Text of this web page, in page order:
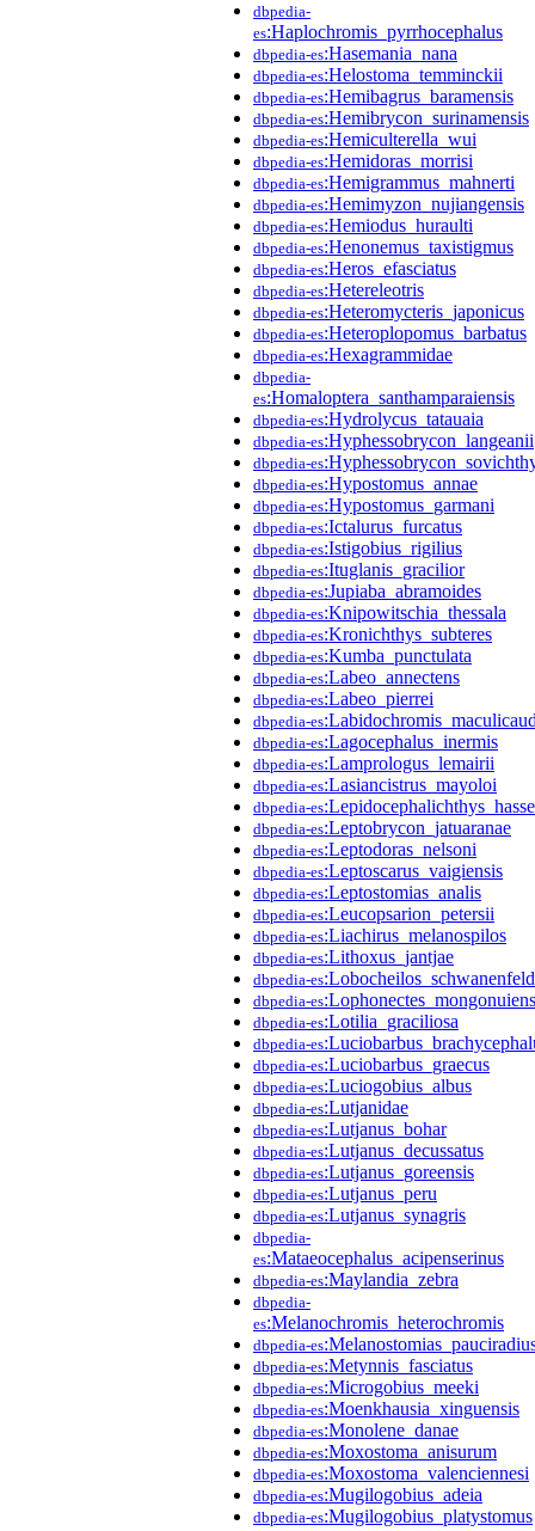
dbpedia-
es:Haplochromis_pyrrhocephalus
dbpedia-es:Hasemania_nana
dbpedia-es:Helostoma_temminckii
dbpedia-es:Hemibagrus_baramensis
dbpedia-es:Hemibrycon_surinamensis
dbpedia-es:Hemiculterella_wui
dbpedia-es:Hemidoras_morrisi
dbpedia-es:Hemigrammus_mahnerti
dbpedia-es:Hemimyzon_nujiangensis
dbpedia-es:Hemiodus_huraulti
dbpedia-es:Henonemus_taxistigmus
dbpedia-es:Heros_efasciatus
dbpedia-es:Hetereleotris
dbpedia-es:Heteromycteris_japonicus
dbpedia-es:Heteroplopomus_barbatus
dbpedia-es:Hexagrammidae
dbpedia-
es:Homaloptera_santhamparaiensis
dbpedia-es:Hydrolycus_tatauaia
dbpedia-es:Hyphessobrycon_langeanii
dbpedia-es
dbpedia-es:Hypostomus_annae
dbpedia-es:Hypostomus_garmani
dbpedia-es:Ictalurus_furcatus
dbpedia-es:Istigobius_rigilius
dbpedia-es:Ituglanis_gracilior
dbpedia-es:Jupiaba_abramoides
dbpedia-es:Knipowitschia_thessala
dbpedia-es:Kronichthys_subteres
dbpedia-es:Kumba_punctulata
dbpedia-es:Labeo_annectens
dbpedia-es:Labeo_pierrei
dbpedia-es
dbpedia-es:Lagocephalus_inermis
dbpedia-es:Lamprologus_lemairii
dbpedia-es:Lasiancistrus_mayoloi
dbpedia-es
dbpedia-es:Leptobrycon_jatuaranae
dbpedia-es:Leptodoras_nelsoni
dbpedia-es:Leptoscarus_vaigiensis
dbpedia-es:Leptostomias_analis
dbpedia-es:Leucopsarion_petersii
dbpedia-es:Liachirus_melanospilos
dbpedia-es:Lithoxus_jantjae
dbpedia-es
dbpedia-es
dbpedia-es:Lotilia_graciliosa
dbpedia-es
dbpedia-es:Luciobarbus_graecus
dbpedia-es:Luciogobius_albus
dbpedia-es:Lutjanidae
dbpedia-es:Lutjanus_bohar
dbpedia-es:Lutjanus_decussatus
dbpedia-es:Lutjanus_goreensis
dbpedia-es:Lutjanus_peru
dbpedia-es:Lutjanus_synagris
dbpedia-
es:Mataeocephalus_acipenserinus
dbpedia-es:Maylandia_zebra
dbpedia-
es:Melanochromis_heterochromis
dbpedia-es
dbpedia-es:Metynnis_fasciatus
dbpedia-es:Microgobius_meeki
dbpedia-es:Moenkhausia_xinguensis
dbpedia-es:Monolene_danae
dbpedia-es:Moxostoma_anisurum
dbpedia-es:Moxostoma_valenciennesi
dbpedia-es:Mugilogobius_adeia
dbpedia-es:Mugilogobius_platystomus